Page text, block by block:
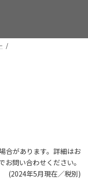
合があります。詳細はお
お問い合わせください。
(2024年5月現在／税別)